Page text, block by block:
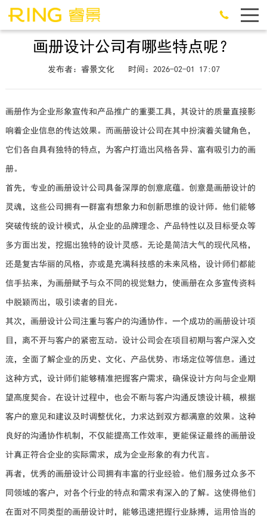
画册设计公司有哪些特点呢？
发布者：睿景文化 时间：2026-02-01 17:07
画册作为企业形象宣传和产品推广的重要工具，其设计的质量直接影
响着企业信息的传达效果。而画册设计公司在其中扮演着关键角色，
它们各自具有独特的特点，为客户打造出风格各异、富有吸引力的画
册。
首先，专业的画册设计公司具备深厚的创意底蕴。创意是画册设计的
灵魂，这些公司拥有一群富有想象力和创新思维的设计师。他们能够
突破传统的设计模式，从企业的品牌理念、产品特性以及目标受众等
多方面出发，挖掘出独特的设计灵感。无论是简洁大气的现代风格，
还是复古华丽的风格，亦或是充满科技感的未来风格，设计师们都能
信手拈来，为画册赋予与众不同的视觉魅力，使画册在众多宣传资料
中脱颖而出，吸引读者的目光。
其次，画册设计公司注重与客户的沟通协作。一个成功的画册设计项
目，离不开与客户的紧密互动。设计公司会在项目初期与客户深入交
流，全面了解企业的历史、文化、产品优势、市场定位等信息。通过
这种方式，设计师们能够精准把握客户需求，确保设计方向与企业期
望高度契合。在设计过程中，也会不断与客户沟通反馈设计稿，根据
客户的意见和建议及时调整优化，力求达到双方都满意的效果。这种
良好的沟通协作机制，不仅能提高工作效率，更能保证最终的画册设
计真正符合企业的实际需求，成为企业形象的有力代言。
再者，优秀的画册设计公司拥有丰富的行业经验。他们服务过众多不
同领域的客户，对各个行业的特点和需求有深入的了解。这使得他们
在面对不同类型的画册设计时，能够迅速把握行业脉搏，运用恰当的